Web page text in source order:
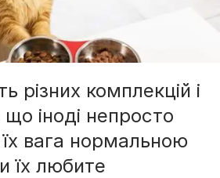
різних комплекцій і
що іноді непросто
вага нормальною
їх любите